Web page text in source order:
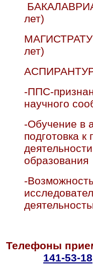
лет)
лет)
-ППС-
научного
-Обучение в
подготовка к
образования
-
Телефоны
141-53-18